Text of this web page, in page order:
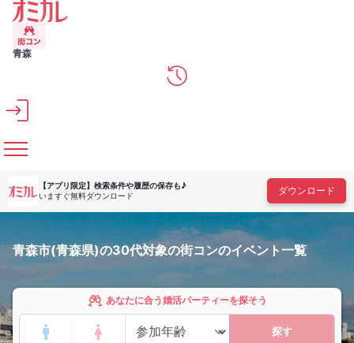
メインコンテンツへスキップ
青森
【アプリ限定】 検索条件や履歴の保存も♪
いますぐ無料ダウンロード
ダウンロード
青森市(青森県)の30代対象の街コンのイベント一覧
あなたに合う婚活パーティーを探そう
探す